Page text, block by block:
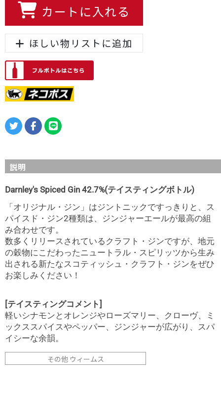
カートに入れる
ほしい物リストに追加
説明
Darnley's Spiced Gin 42.7%(テイスティングボトル)
「オリジナル・ジン」はジントニックですっきりと、ス
パイスド・ジン2種類は、ジンジャーエールが最高の組
み合わせです。
数多くリリースされているクラフト・ジンですが、地元
の穀物にこだわったニュートラル・スピリッツから生み
出される新たなスコティッシュ・クラフト・ジンをぜひ
お楽しみください！
[テイスティングコメント]
軽いシナモンとオレンジやローズマリー、クローヴ、ミ
ックススパイスやペッパー、ジンジャーが広がり、スパ
イシーな余韻。
その他 ウィームス